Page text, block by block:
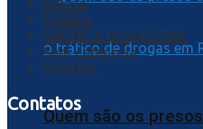
Quem são os
Polícia
Política
SAÚDE & BEM-ESTAR
Sem categoria
SOCIAIS
Contatos